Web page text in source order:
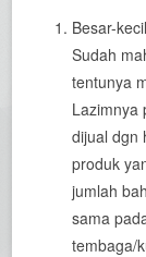
Besar-
Sudah
tentunya
Lazimnya
dijual dgn
produk
jumlah
sama
tembaga/